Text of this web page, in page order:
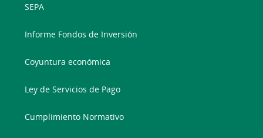
SEPA
Informe Fondos de Inversión
Coyuntura económica
Ley de Servicios de Pago
Cumplimiento Normativo